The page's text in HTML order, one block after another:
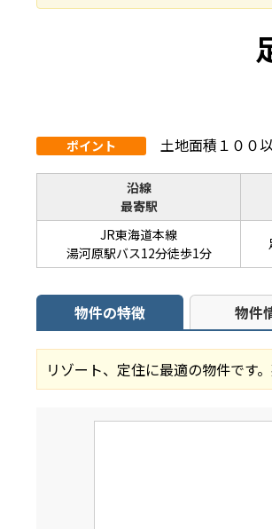
ポイント 土地面積１００
沿線
最寄駅
JR東海道本線
湯河原駅バス12分徒歩1分
物件の特徴 物件
リゾート、定住に最適の物件です